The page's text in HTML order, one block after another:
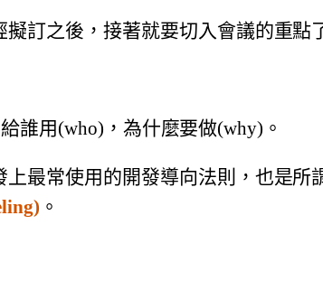
擬訂之後，接著就要切入會議的重點
誰用(who)，為什麼要做(why)。
最常使用的開發導向法則， 也是所
。